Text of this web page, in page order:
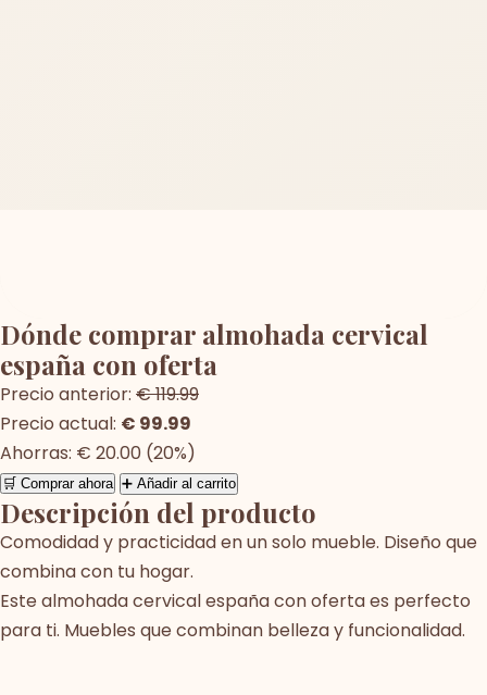
Dónde comprar almohada cervical
españa con oferta
Precio anterior: € 119.99
Precio actual: € 99.99
Ahorras: € 20.00 (20%)
🛒 Comprar ahora ➕ Añadir al carrito
Descripción del producto
Comodidad y practicidad en un solo mueble. Diseño que
combina con tu hogar.
Este almohada cervical españa con oferta es perfecto
para ti. Muebles que combinan belleza y funcionalidad.